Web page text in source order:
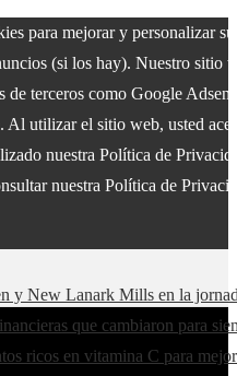
para mejorar y personalizar su
(si los hay). Nuestro sitio
terceros como Google
utilizar el sitio web, usted
nuestra Política de
nuestra Política de
y New Lanark Mills en la
que cambiaron para
ricos en vitamina C para